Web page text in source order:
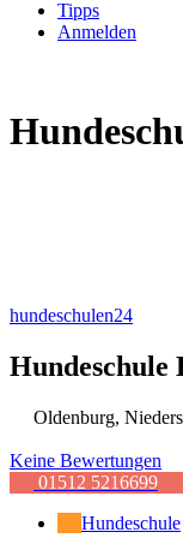
Tipps
Anmelden
hundeschulen24
Hundeschule
Oldenburg,
Keine Bewertungen
01512 5216699
Hundeschule